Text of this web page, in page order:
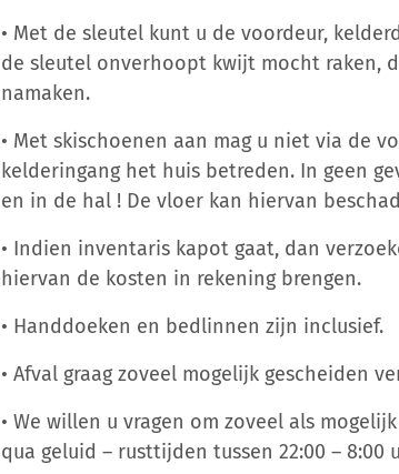
• Met de sleutel kunt u de voordeur,
de sleutel onverhoopt kwijt mocht raken,
namaken.
• Met skischoenen aan mag u niet via de
kelderingang het huis betreden. In geen
en in de hal ! De vloer kan hiervan
• Indien inventaris kapot gaat, dan
hiervan de kosten in rekening brengen.
• Handdoeken en bedlinnen zijn inclusief.
• Afval graag zoveel mogelijk gescheiden
• We willen u vragen om zoveel als
qua geluid – rusttijden tussen 22:00 – 8:00